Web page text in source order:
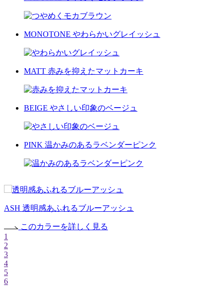
MONOTONE やわらかいグレイッシュ
MATT 赤みを抑えたマットカーキ
BEIGE やさしい印象のベージュ
PINK 温かみのあるラベンダーピンク
ASH 透明感あふれるブルーアッシュ
このカラーを詳しく見る
1
2
3
4
5
6